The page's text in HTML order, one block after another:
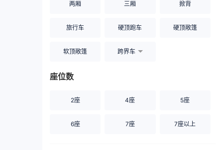
两厢 三厢 掀背
旅行车 硬顶跑车 硬顶敞篷
软顶敞篷 跨界车
座位数
2座 4座 5座
6座 7座 7座以上